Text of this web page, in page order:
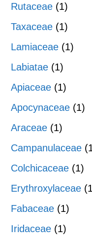
Rutaceae (1)
Taxaceae (1)
Lamiaceae (1)
Labiatae (1)
Apiaceae (1)
Apocynaceae (1)
Araceae (1)
Campanulaceae
Colchicaceae (1)
Erythroxylaceae
Fabaceae (1)
Iridaceae (1)